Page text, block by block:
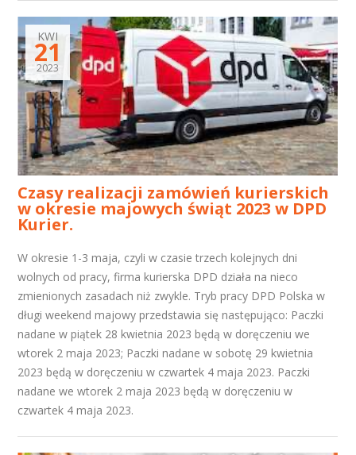
KWI
21
2023
Czasy realizacji zamówień kurierskich
w okresie majowych świąt 2023 w DPD
Kurier.
W okresie 1-3 maja, czyli w czasie trzech kolejnych dni
wolnych od pracy, firma kurierska DPD działa na nieco
zmienionych zasadach niż zwykle. Tryb pracy DPD Polska w
długi weekend majowy przedstawia się następująco: Paczki
nadane w piątek 28 kwietnia 2023 będą w doręczeniu we
wtorek 2 maja 2023; Paczki nadane w sobotę 29 kwietnia
2023 będą w doręczeniu w czwartek 4 maja 2023. Paczki
nadane we wtorek 2 maja 2023 będą w doręczeniu w
czwartek 4 maja 2023.